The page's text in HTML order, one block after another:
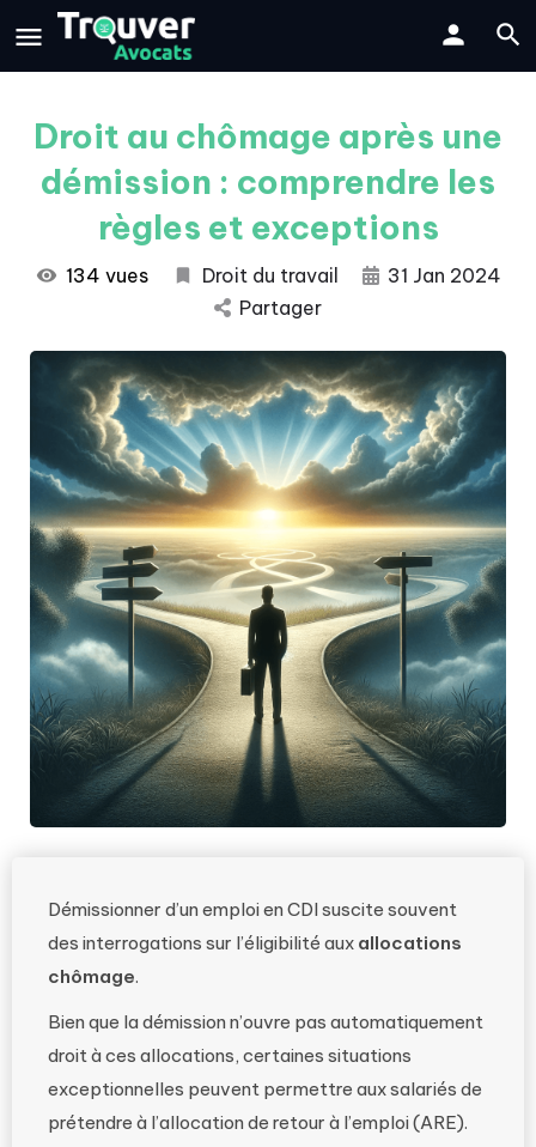
Droit au chômage après une
démission : comprendre les
règles et exceptions
134 vues Droit du travail
31 Jan 2024
Partager
Démissionner d’un emploi en CDI suscite souvent
des interrogations sur l’éligibilité aux allocations
chômage.
Bien que la démission n’ouvre pas automatiquement
droit à ces allocations, certaines situations
exceptionnelles peuvent permettre aux salariés de
prétendre à l’allocation de retour à l’emploi (ARE).